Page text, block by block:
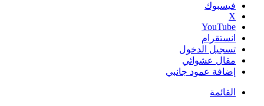
فيسبوك
‫X
‫YouTube
انستقرام
تسجيل الدخول
مقال عشوائي
إضافة عمود جانبي
القائمة